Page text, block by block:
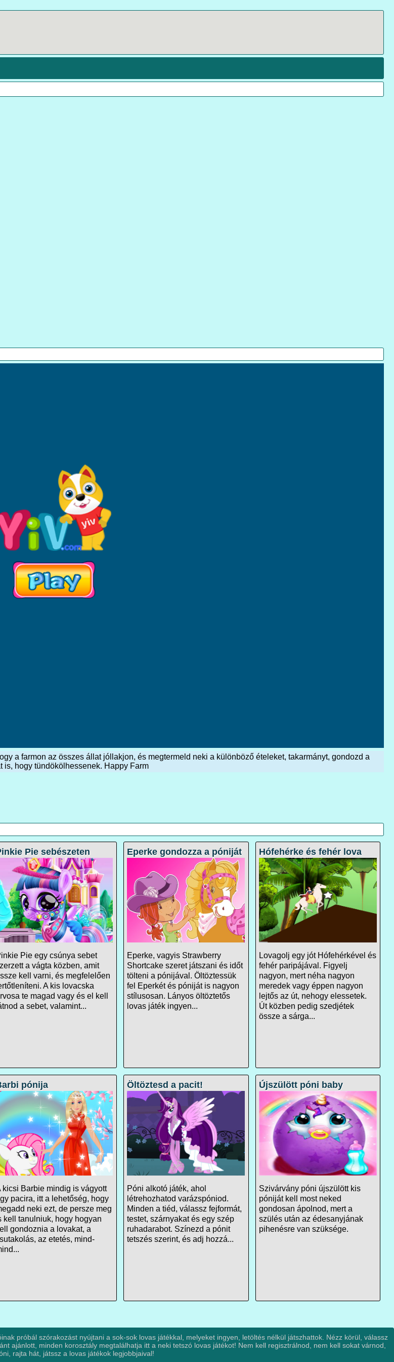
a farmon az összes állat jóllakjon, és megtermeld neki a különböző ételeket, takarmányt, gondozd a
is, hogy tündökölhessenek. Happy Farm
Pie sebészeten
Pie egy csúnya sebet
a vágta közben, amit
kell varni, és megfelelően
A kis lovacska
te magad vagy és el kell
a sebet, valamint...
Eperke gondozza a póniját
Eperke, vagyis Strawberry
Shortcake szeret játszani és időt
tölteni a pónijával. Öltöztessük
fel Eperkét és póniját is nagyon
stílusosan. Lányos öltöztetős
lovas játék ingyen...
Hófehérke és fehér lova
Lovagolj egy jót Hófehérkével és
fehér paripájával. Figyelj
nagyon, mert néha nagyon
meredek vagy éppen nagyon
lejtős az út, nehogy elessetek.
Út közben pedig szedjétek
össze a sárga...
pónija
kicsi Barbie mindig is vágyott
pacira, itt a lehetőség, hogy
neki ezt, de persze meg
kell tanulniuk, hogy hogyan
gondoznia a lovakat, a
az etetés, mind-
Öltöztesd a pacit!
Póni alkotó játék, ahol
létrehozhatod varázspóniod.
Minden a tiéd, válassz fejformát,
testet, szárnyakat és egy szép
ruhadarabot. Színezd a pónit
tetszés szerint, és adj hozzá...
Újszülött póni baby
Szivárvány póni újszülött kis
póniját kell most neked
gondosan ápolnod, mert a
szülés után az édesanyjának
pihenésre van szüksége.
próbál szórakozást nyújtani a sok-sok lovas játékkal, melyeket ingyen, letöltés nélkül játszhattok. Nézz körül, válassz
ajánlott, minden korosztály megtalálhatja itt a neki tetszó lovas játékot! Nem kell regisztrálnod, nem kell sokat várnod,
rajta hát, játssz a lovas játékok legjobbjaival!